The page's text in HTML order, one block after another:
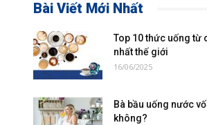
Bài Viết Mới Nhất
Top 10 thức uống từ
nhất thế giới
16/06/2025
Bà bầu uống nước
không?